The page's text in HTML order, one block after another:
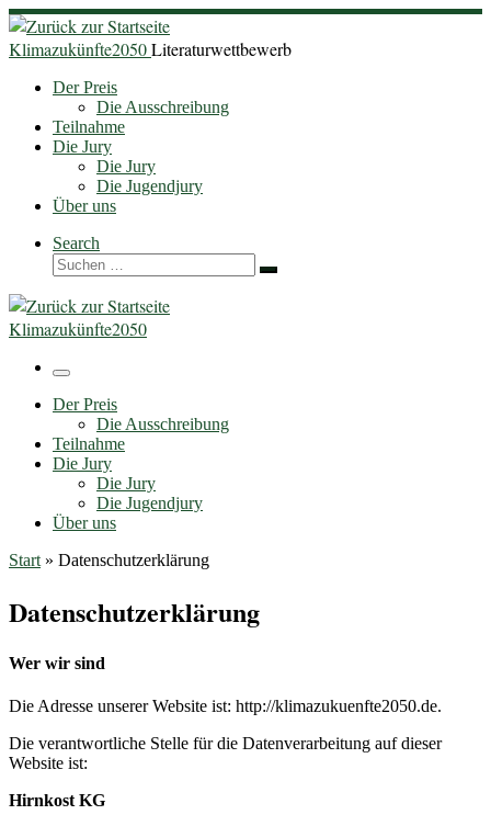
Zum
Inhalt
springen
Klimazukünfte2050Literaturwettbewerb
Der Preis
Die Ausschreibung
Teilnahme
Die Jury
Die Jury
Die Jugendjury
Über uns
Search
Suche
Suchen …
Klimazukünfte2050
Menü
Der Preis
Die Ausschreibung
Teilnahme
Die Jury
Die Jury
Die Jugendjury
Über uns
Start » Datenschutzerklärung
Datenschutzerklärung
Wer wir sind
Die Adresse unserer Website ist: http://klimazukuenfte2050.de.
Die verantwortliche Stelle für die Datenverarbeitung auf dieser
Website ist:
Hirnkost KG